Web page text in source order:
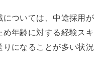
ついては、中途採用が
年齢に対する経験スキ
になることが多い状況